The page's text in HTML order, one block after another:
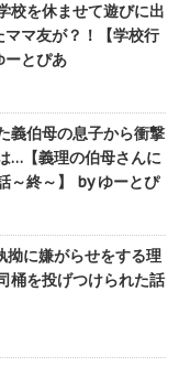
校を休ませて遊びに出
マ友が？！【学校行
とぴあ
義伯母の息子から衝撃
…【義理の伯母さんに
～終～】 by ゆーとぴ
拗に嫌がらせをする理
桶を投げつけられた話